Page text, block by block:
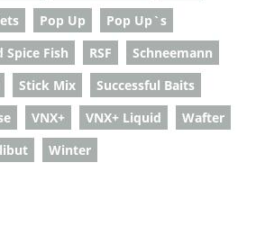
Pop Up
Pop Up`s
Spice Fish RSF
Schneemann
Stick Mix
Successful Baits
VNX+ VNX+ Liquid
Wafter
Winter